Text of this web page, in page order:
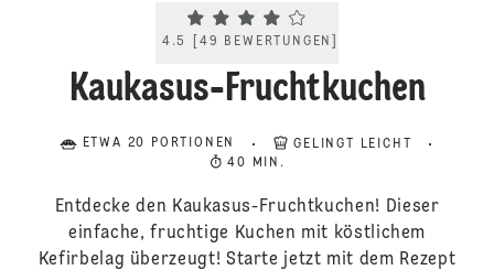
Current rating 4.5. Click to rate.
4.5 [49 BEWERTUNGEN
Kaukasus-Fruchtkuchen
ETWA 20 PORTIONEN
GELINGT LEICHT
40 MIN.
Entdecke den Kaukasus-Fruchtkuchen! Dieser
einfache, fruchtige Kuchen mit köstlichem
Kefirbelag überzeugt! Starte jetzt mit dem Rezept